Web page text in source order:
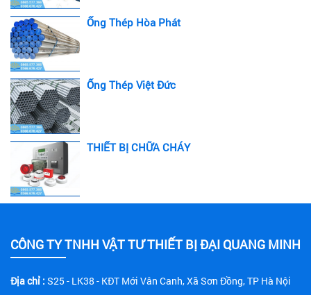
Ống Thép Hòa Phát
Ống Thép Việt Đức
THIẾT BỊ CHỮA CHÁY
CÔNG TY TNHH VẬT TƯ THIẾT BỊ ĐẠI QUANG MINH
Địa chỉ : S25 - LK38 - KĐT Mới Vân Canh, Xã Sơn Đồng, TP Hà Nội